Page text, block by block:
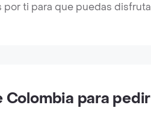
por ti para que puedas
para